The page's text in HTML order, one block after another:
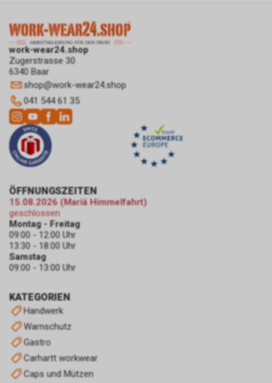
work-wear24.shop
Zugerstrasse 30
6340 Baar
shop@work-wear24.shop
041 544 61 35
KATEGORIEN
Handwerk
Warnschutz
Gastro
Carhartt workwear
Caps und Mützen
ÖFFNUNGSZEITEN
15.08.2026 (Mariä Himmelfahrt)
geschlossen
Montag - Freitag
09:00 - 12:00 Uhr
13:30 - 18:00 Uhr
Samstag
09:00 - 13:00 Uhr